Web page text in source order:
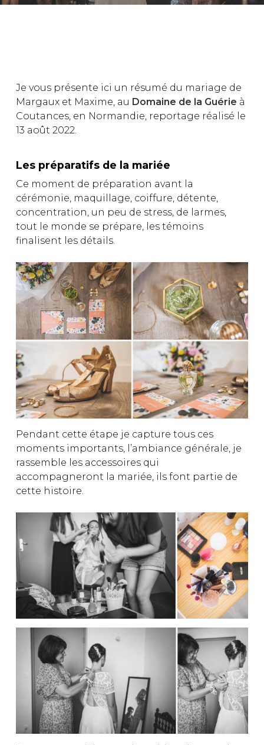
Je vous présente ici un résumé du mariage de
Margaux et Maxime, au Domaine de la Guérie à
Coutances, en Normandie, reportage réalisé le
13 août 2022.
Les préparatifs de la mariée
Ce moment de préparation avant la
cérémonie, maquillage, coiffure, détente,
concentration, un peu de stress, de larmes,
tout le monde se prépare, les témoins
finalisent les détails.
Pendant cette étape je capture tous ces
moments importants, l’ambiance générale, je
rassemble les accessoires qui
accompagneront la mariée, ils font partie de
cette histoire.